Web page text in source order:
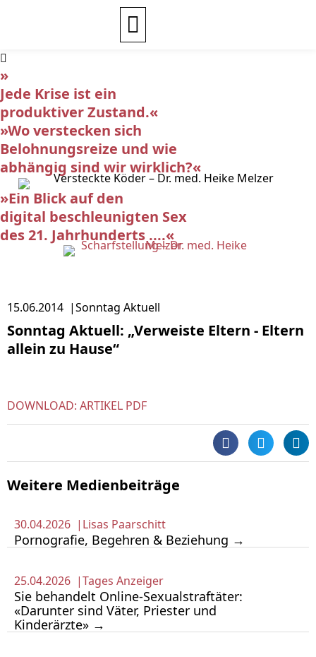
»
Jede Krise ist ein
produktiver Zustand.«
»Wo verstecken sich
Belohnungsreize und wie
abhängig sind wir wirklich?«
»Ein Blick auf den
digital beschleunigten Sex
des 21. Jahrhunderts ....«
15.06.2014 |Sonntag Aktuell
Sonntag Aktuell: „Verweiste Eltern - Eltern
allein zu Hause“
DOWNLOAD: ARTIKEL PDF
Weitere Medienbeiträge
30.04.2026 | Lisas Paarschitt
Pornografie, Begehren & Beziehung →
25.04.2026 |Tages Anzeiger
Sie behandelt Online-Sexualstraftäter:
«Darunter sind Väter, Priester und
Kinderärzte» →